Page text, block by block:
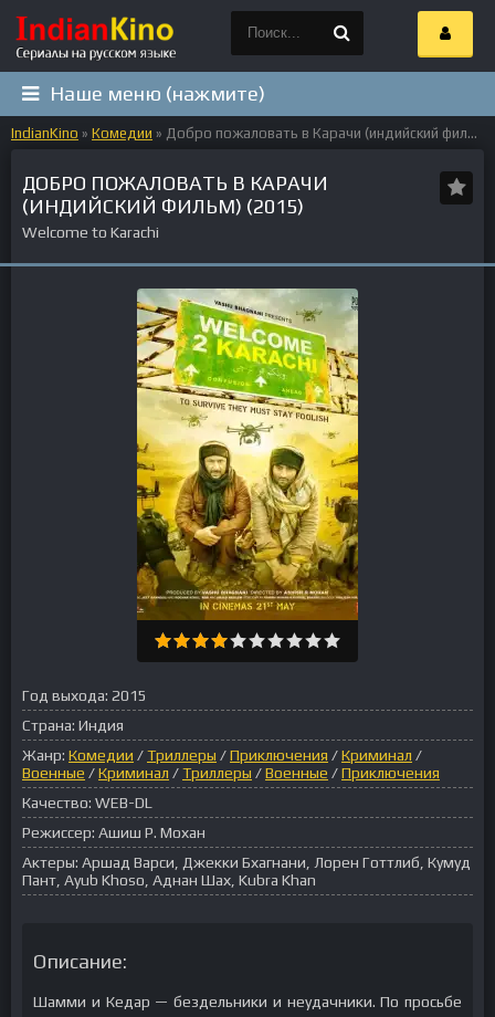
Наше меню (нажмите)
IndianKino » Комедии » Добро пожаловать в Карачи (индийский фильм) (2015)
ДОБРО ПОЖАЛОВАТЬ В КАРАЧИ
(ИНДИЙСКИЙ ФИЛЬМ) (2015)
Welcome to Karachi
Год выхода: 2015
Страна: Индия
Жанр: Комедии /Триллеры /Приключения /Криминал /
Военные /Криминал /Триллеры /Военные /Приключения
Качество: WEB-DL
Режиссер: Ашиш Р. Мохан
Актеры: Аршад Варси, Джекки Бхагнани, Лорен Готтлиб, Кумуд
Пант, Ayub Khoso, Аднан Шах, Kubra Khan
Описание:
Шамми и Кедар — бездельники и неудачники. По просьбе